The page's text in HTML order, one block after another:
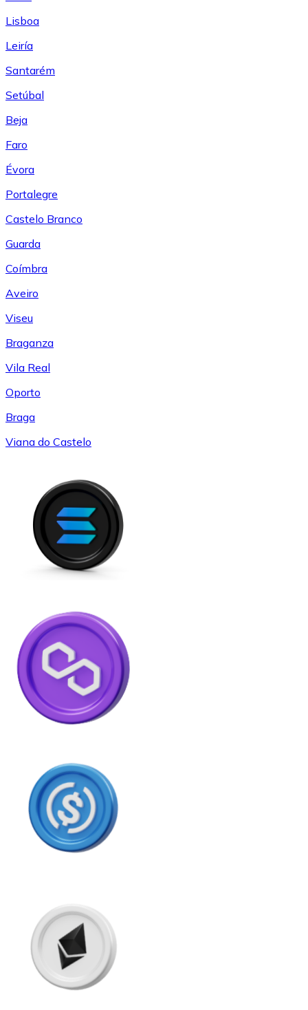
Lisboa
Leiría
Santarém
Setúbal
Beja
Faro
Évora
Portalegre
Castelo Branco
Guarda
Coímbra
Aveiro
Viseu
Braganza
Vila Real
Oporto
Braga
Viana do Castelo